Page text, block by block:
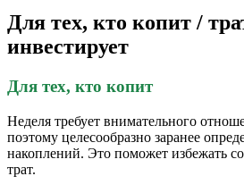
Для тех, кто копит /
инвестирует
Для тех, кто копит
Неделя требует внимательного
поэтому целесообразно заранее
накоплений. Это поможет избежать
трат.